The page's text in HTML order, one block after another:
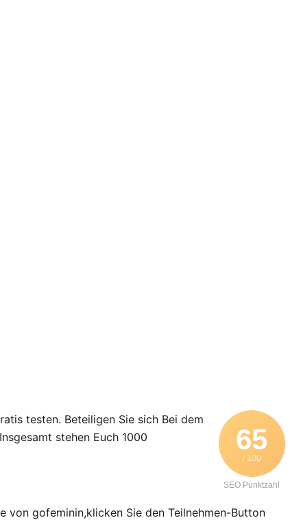
65
/ 100
SEO Punktzahl
testen. Beteiligen Sie sich Bei dem
stehen Euch 1000
von gofeminin,klicken Sie den Teilnehmen-Button